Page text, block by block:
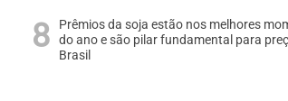
Prêmios da soja estão nos melhores
do ano e são pilar fundamental para
Brasil